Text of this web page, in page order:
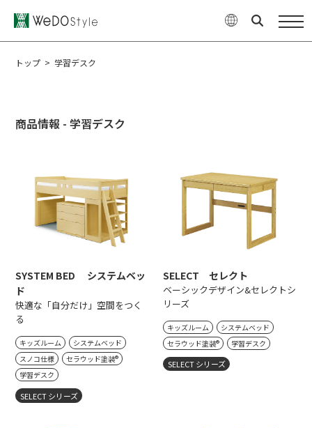
商品
ご購入について
企業情報 お問い合せ
オンラインショップ
トップ > 学習デスク
商品情報 - 学習デスク
SYSTEM BED システムベッ
ド
快適な「自分だけ」空間をつく
る
キッズルーム
システムベッド
スノコ仕様
セラウッド塗装®
学習デスク
SELECT シリーズ
SELECT セレクト
ベーシックデザイン&セレクトシ
リーズ
キッズルーム
システムベッド
セラウッド塗装®
学習デスク
SELECT シリーズ